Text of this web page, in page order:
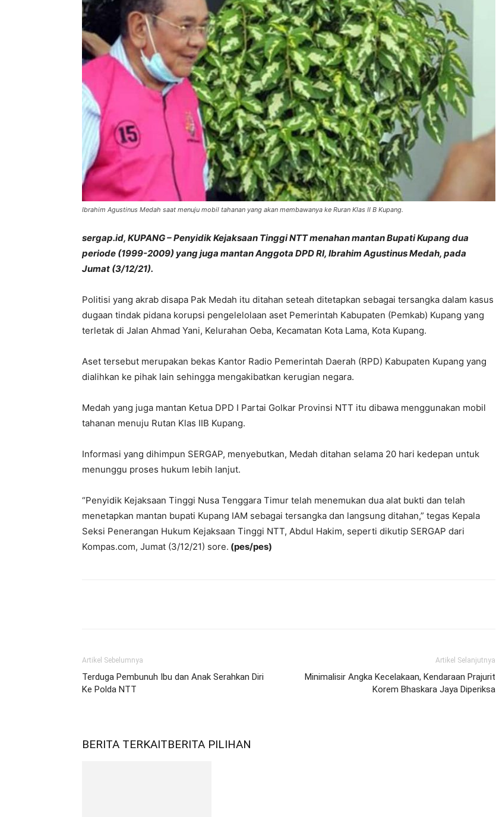
Ibrahim Agustinus Medah saat menuju mobil tahanan yang akan membawanya ke Ruran Klas II B Kupang.
sergap.id, KUPANG – Penyidik Kejaksaan Tinggi NTT menahan mantan Bupati Kupang dua
periode (1999-2009) yang juga mantan Anggota DPD RI, Ibrahim Agustinus Medah, pada
Jumat (3/12/21).
Politisi yang akrab disapa Pak Medah itu ditahan seteah ditetapkan sebagai tersangka dalam kasus
dugaan tindak pidana korupsi pengelelolaan aset Pemerintah Kabupaten (Pemkab) Kupang yang
terletak di Jalan Ahmad Yani, Kelurahan Oeba, Kecamatan Kota Lama, Kota Kupang.
Aset tersebut merupakan bekas Kantor Radio Pemerintah Daerah (RPD) Kabupaten Kupang yang
dialihkan ke pihak lain sehingga mengakibatkan kerugian negara.
Medah yang juga mantan Ketua DPD I Partai Golkar Provinsi NTT itu dibawa menggunakan mobil
tahanan menuju Rutan Klas IIB Kupang.
Informasi yang dihimpun SERGAP, menyebutkan, Medah ditahan selama 20 hari kedepan untuk
menunggu proses hukum lebih lanjut.
“Penyidik Kejaksaan Tinggi Nusa Tenggara Timur telah menemukan dua alat bukti dan telah
menetapkan mantan bupati Kupang IAM sebagai tersangka dan langsung ditahan,” tegas Kepala
Seksi Penerangan Hukum Kejaksaan Tinggi NTT, Abdul Hakim, seperti dikutip SERGAP dari
Kompas.com, Jumat (3/12/21) sore. (pes/pes)
Artikel Sebelumnya
Terduga Pembunuh Ibu dan Anak Serahkan Diri
Ke Polda NTT
Artikel Selanjutnya
Minimalisir Angka Kecelakaan, Kendaraan Prajurit
Korem Bhaskara Jaya Diperiksa
BERITA TERKAITBERITA PILIHAN